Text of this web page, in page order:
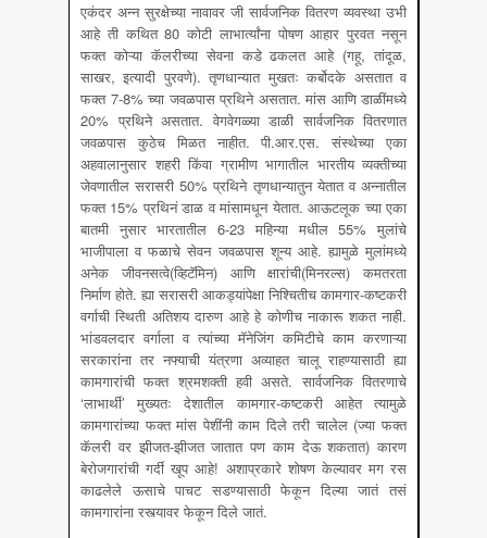
एकंदर अन्न सुरक्षेच्या नावावर जी सार्वजनिक वितरण व्यवस्था उभी
आहे ती कथित 80 कोटी लाभार्त्यांना पोषण आहार पुरवत नसून
फक्त कोऱ्या कॅलरीच्या सेवना कडे ढकलत आहे (गहू, तांदूळ,
साखर, इत्यादी पुरवणे). तृणधान्यात मुखतः कर्बोदके असतात व
फक्त 7-8% च्या जवळपास प्रथिने असतात. मांस आणि डाळींमध्ये
20% प्रथिने असतात. वेगवेगळ्या डाळी सार्वजनिक वितरणात
जवळपास कुठेच मिळत नाहीत. पी.आर.एस. संस्थेच्या एका
अहवालानुसार शहरी किंवा ग्रामीण भागातील भारतीय व्यक्तीच्या
जेवणातील सरासरी 50% प्रथिने तृणधान्यातुन येतात व अन्नातील
फक्त 15% प्रथिनं डाळ व मांसामधून येतात. आऊटलूक च्या एका
बातमी नुसार भारतातील 6-23 महिन्या मधील 55% मुलांचे
भाजीपाला व फळाचे सेवन जवळपास शून्य आहे. ह्यामुळे मुलांमध्ये
अनेक जीवनसत्वे(व्हिटॅमिन) आणि क्षारांची(मिनरल्स) कमतरता
निर्माण होते. ह्या सरासरी आकड्यांपेक्षा निश्चितीच कामगार-कष्टकरी
वर्गाची स्थिती अतिशय दारुण आहे हे कोणीच नाकारू शकत नाही.
भांडवलदार वर्गाला व त्यांच्या मॅनेजिंग कमिटीचे काम करणाऱ्या
सरकारांना तर नफ्याची यंत्रणा अव्याहत चालू राहण्यासाठी ह्या
कामगारांची फक्त श्रमशक्ती हवी असते. सार्वजनिक वितरणाचे
‘लाभार्थी’ मुख्यतः देशातील कामगार-कष्टकरी आहेत त्यामुळे
कामगारांच्या फक्त मांस पेशींनी काम दिले तरी चालेल (ज्या फक्त
कॅलरी वर झीजत-झीजत जातात पण काम देऊ शकतात) कारण
बेरोजगारांची गर्दी खूप आहे! अशाप्रकारे शोषण केल्यावर मग रस
काढलेले ऊसाचे पाचट सडण्यासाठी फेकून दिल्या जातं तसं
कामगारांना रस्त्यावर फेकून दिले जातं.